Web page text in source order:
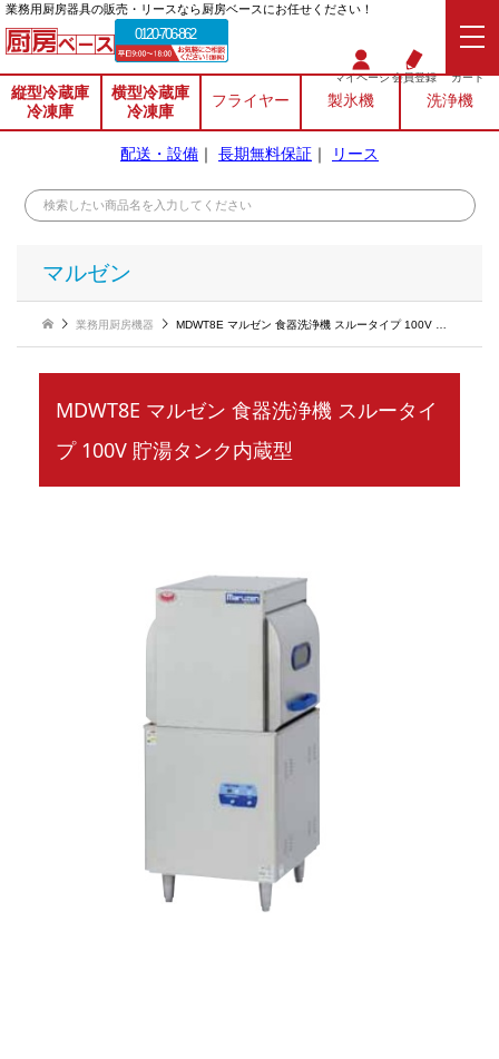
業務⽤厨房器具の販売・リースなら厨房ベースにお任せください！
0120-706-862
マイページ会員登録 カート
縦型冷蔵庫
冷凍庫
横型冷蔵庫
冷凍庫
フライヤー 製氷機 洗浄機
配送・設備 ｜ 長期無料保証 ｜ リース
マルゼン
業務用厨房機器 MDWT8E マルゼン 食器洗浄機 スルータイプ 100V 貯湯タンク内蔵型
MDWT8E マルゼン 食器洗浄機 スルータイ
プ 100V 貯湯タンク内蔵型